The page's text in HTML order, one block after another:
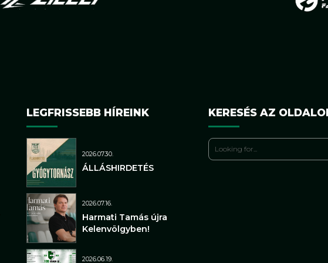
LEGFRISSEBB HÍREINK
2026.07.30.
ÁLLÁSHIRDETÉS
2026.07.16.
Harmati Tamás újra
Kelenvölgyben!
2026.06.19.
KERESÉS AZ